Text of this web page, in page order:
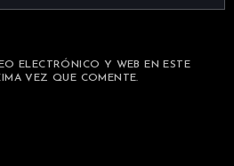
ELECTRÓNICO Y WEB EN ESTE
VEZ QUE COMENTE.